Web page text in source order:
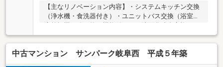
【主なリノベーション内容】・システムキッチン交換
（浄水機・食洗器付き）・ユニットバス交換（浴室暖
房乾燥機・追い炊き機能付き）・洗面化粧台交換（シ
ャワーノズル付き）・トイレ交換（温水洗浄便座）他
物件の見学やご質問、ローンのご相談なども承りま
す。＼＼家具や家電、住宅ローンに組込めます／／▼
お電話でのご予約、ご質問・お問合せはこちらまで▼
中古マンション サンパーク岐阜西 平成５年築